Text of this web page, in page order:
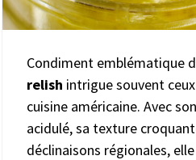
Condiment emblématique
relish intrigue souvent
cuisine américaine. Avec
acidulé, sa texture
déclinaisons régionales,